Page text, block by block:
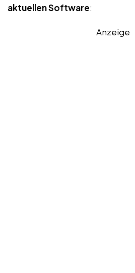
aktuellen Software:
Anzeige